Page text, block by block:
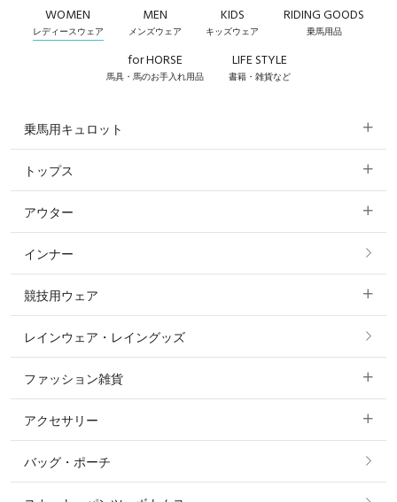
WOMEN
レディースウェア
MEN
メンズウェア
KIDS
キッズウェア
RIDING GOODS
乗馬用品
for HORSE
馬具・馬のお手入れ用品
LIFE STYLE
書籍・雑貨など
乗馬用キュロット
すべてのキュロット
フルグリップ・尻革 キュロット
ニーグリップ・膝革 キュロット
トップス
すべてのトップス
ポロシャツ
カットソー・Tシャツ・タンクトップ
ニット・セーター
シャツ・ブラウス・ワンピース
アウター
すべてのアウター
コート
ジャケット・ブルゾン
インナー
競技用ウェア
すべての競技用ウェア
ショージャケット
ショーシャツ
レインウェア・レイングッズ
ファッション雑貨
すべてのファッション雑貨
ソックス
アクセサリー
すべてのアクセサリー
バッグ・ポーチ